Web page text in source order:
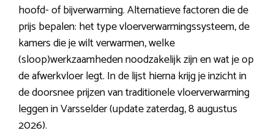
hoofd- of bijverwarming. Alternatieve factoren die de
prijs bepalen: het type vloerverwarmingssysteem, de
kamers die je wilt verwarmen, welke
(sloop)werkzaamheden noodzakelijk zijn en wat je op
de afwerkvloer legt. In de lijst hierna krijg je inzicht in
de doorsnee prijzen van traditionele vloerverwarming
leggen in Varsselder (update zaterdag, 8 augustus
2026).